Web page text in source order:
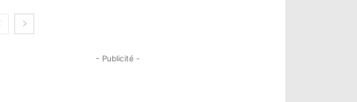
- Publicité -